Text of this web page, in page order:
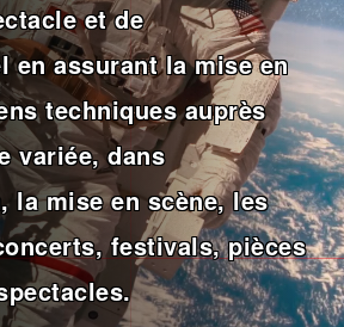
et de
en assurant la mise en
techniques auprès
variée, dans
la mise en scène, les
festivals, pièces